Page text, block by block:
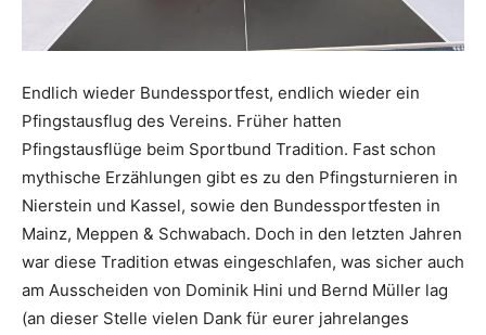
Endlich wieder Bundessportfest, endlich wieder ein
Pfingstausflug des Vereins. Früher hatten
Pfingstausflüge beim Sportbund Tradition. Fast schon
mythische Erzählungen gibt es zu den Pfingsturnieren in
Nierstein und Kassel, sowie den Bundessportfesten in
Mainz, Meppen & Schwabach. Doch in den letzten Jahren
war diese Tradition etwas eingeschlafen, was sicher auch
am Ausscheiden von Dominik Hini und Bernd Müller lag
(an dieser Stelle vielen Dank für eurer jahrelanges